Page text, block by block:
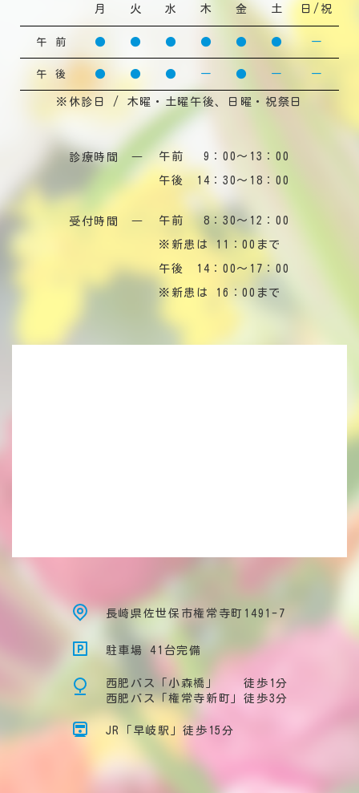
診療時間 ― 午前 9：00～13：00
午後 14：30～18：00
受付時間 ― 午前 8：30～12：00
※新患は 11：00まで
午後 14：00～17：00
※新患は 16：00まで
月 火 水 木 金 土 日/祝
午 前 ● ● ● ● ● ● ー
午 後 ● ● ● ー ● ー ー
※休診日 / 木曜・土曜午後、日曜・祝祭日
長崎県佐世保市権常寺町1491-7
駐車場 41台完備
西肥バス「小森橋」 徒歩1分
西肥バス「権常寺新町」徒歩3分
JR「早岐駅」徒歩15分